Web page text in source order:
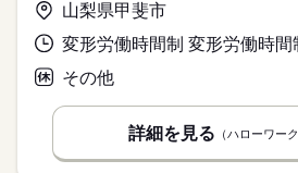
山梨県甲斐市
その他
詳細を見る （ハローワー